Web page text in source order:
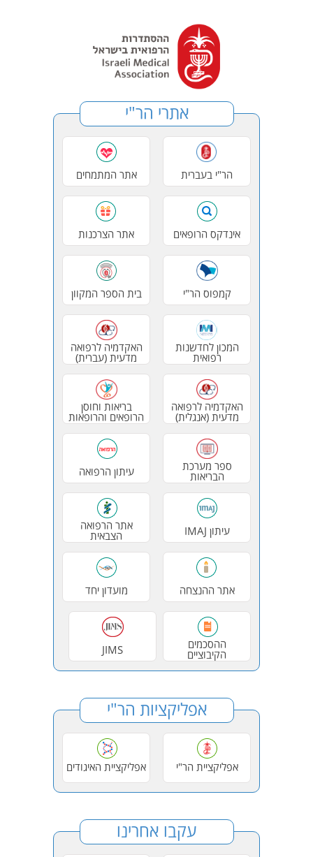
אתרי הר"י
הר"י בעברית אתר המתמחים
אינדקס הרופאים אתר הצרכנות
קמפוס הר"י בית הספר המקוון
המכון לחדשנות
רפואית האקדמיה לרפואה
מדעית (עברית)
האקדמיה לרפואה
מדעית (אנגלית) בריאות וחוסן
הרופאים והרופאות
ספר מערכת
הבריאות עיתון הרפואה
עיתון IMAJ אתר הרפואה
הצבאית
אתר ההנצחה מועדון יחד
ההסכמים
הקיבוציים JIMS
אפליקציות הר"י
אפליקציית הר"י אפליקציית האיגודים
עקבו אחרינו